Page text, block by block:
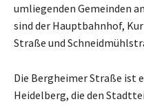
umliegenden Gemeinden
sind der Hauptbahnhof,
Straße und
Die Bergheimer Straße ist
Heidelberg, die den